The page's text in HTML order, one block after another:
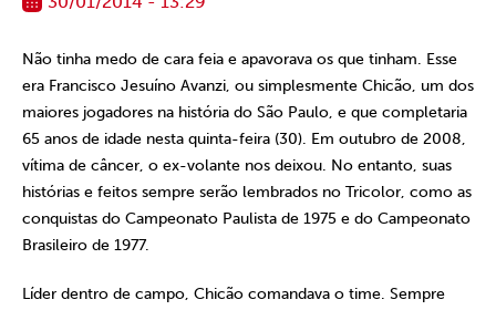
Não tinha medo de cara feia e apavorava os que tinham. Esse
era Francisco Jesuíno Avanzi, ou simplesmente Chicão, um dos
maiores jogadores na história do São Paulo, e que completaria
65 anos de idade nesta quinta-feira (30). Em outubro de 2008,
vítima de câncer, o ex-volante nos deixou. No entanto, suas
histórias e feitos sempre serão lembrados no Tricolor, como as
conquistas do Campeonato Paulista de 1975 e do Campeonato
Brasileiro de 1977.
Líder dentro de campo, Chicão comandava o time. Sempre